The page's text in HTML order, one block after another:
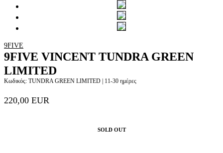
9FIVE
9FIVE VINCENT TUNDRA GREEN
LIMITED
Κωδικός: TUNDRA GREEN LIMITED | 11-30 ημέρες
220,00 EUR
SOLD OUT